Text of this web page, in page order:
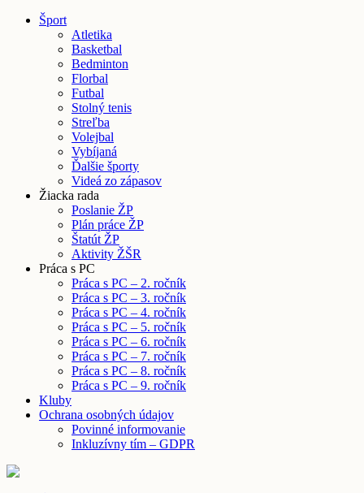
Šport
Atletika
Basketbal
Bedminton
Florbal
Futbal
Stolný tenis
Streľba
Volejbal
Vybíjaná
Ďalšie športy
Videá zo zápasov
Žiacka rada
Poslanie ŽP
Plán práce ŽP
Štatút ŽP
Aktivity ŽŠR
Práca s PC
Práca s PC – 2. ročník
Práca s PC – 3. ročník
Práca s PC – 4. ročník
Práca s PC – 5. ročník
Práca s PC – 6. ročník
Práca s PC – 7. ročník
Práca s PC – 8. ročník
Práca s PC – 9. ročník
Kluby
Ochrana osobných údajov
Povinné informovanie
Inkluzívny tím – GDPR